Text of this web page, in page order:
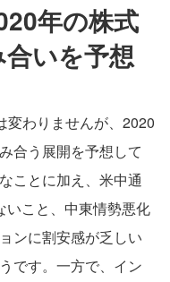
年の株式
いを予想
変わりませんが、2020
合う展開を予想して
ことに加え、米中通
いこと、中東情勢悪化
ンに割安感が乏しい
です。一方で、イン